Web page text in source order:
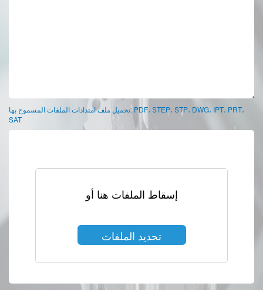
تحميل ملف امتدادات الملفات المسموح بها: PDF، STEP، STP، DWG، IPT، PRT،
SAT
إسقاط الملفات هنا أو
تحديد الملفات